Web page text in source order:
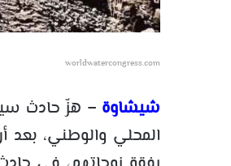
worldwatercongress.com
شيشاوة
المحلي والوطني،